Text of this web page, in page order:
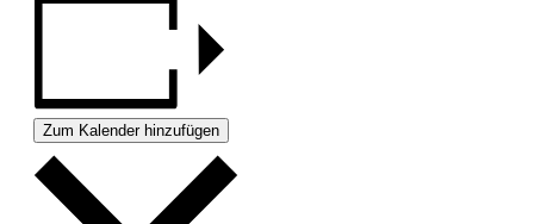
Zum Kalender hinzufügen